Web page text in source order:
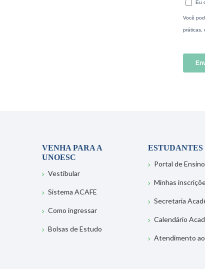
VENHA PARA A
UNOESC
Vestibular
Sistema ACAFE
Como ingressar
Bolsas de Estudo
ESTUDANTES
Portal de Ensino
Minhas
Secretaria
Calendário
Atendimento